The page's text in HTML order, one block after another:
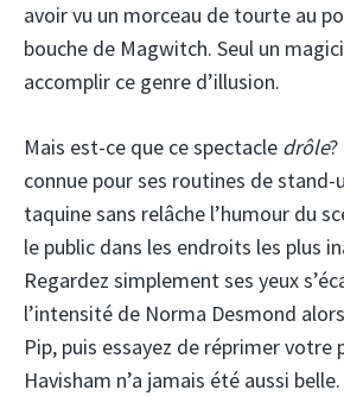
avoir vu un morceau de tourte au
bouche de Magwitch. Seul un
accomplir ce genre d’illusion.
Mais est-ce que ce spectacle drôle
connue pour ses routines de stand-
taquine sans relâche l’humour du
le public dans les endroits les plus
Regardez simplement ses yeux
l’intensité de Norma Desmond
Pip, puis essayez de réprimer votre
Havisham n’a jamais été aussi belle.